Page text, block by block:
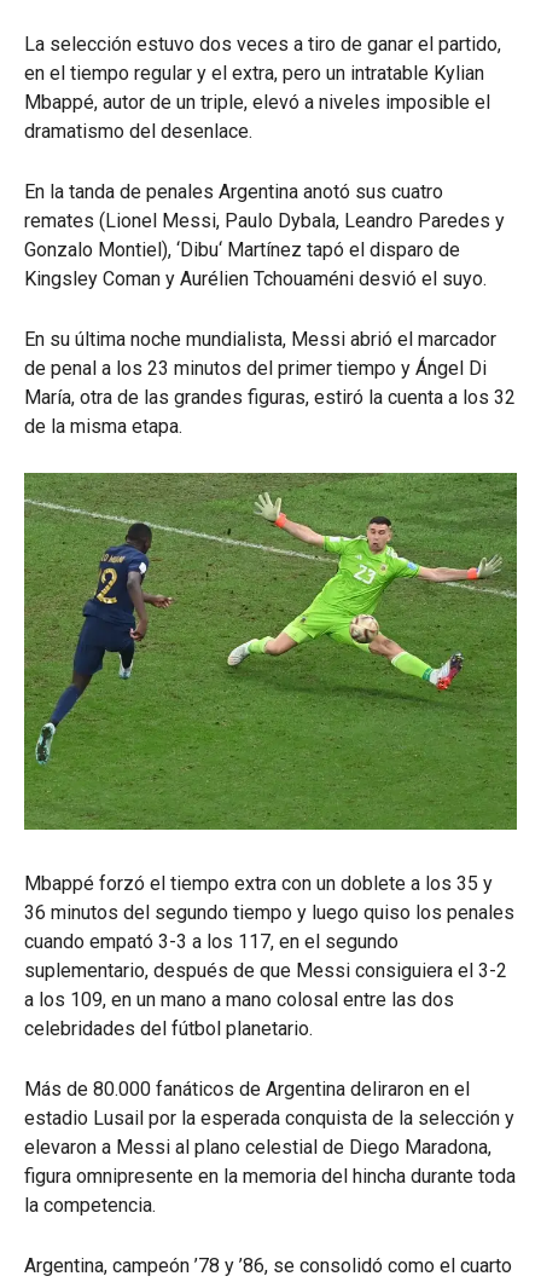
La selección estuvo dos veces a tiro de ganar el partido,
en el tiempo regular y el extra, pero un intratable Kylian
Mbappé, autor de un triple, elevó a niveles imposible el
dramatismo del desenlace.
En la tanda de penales Argentina anotó sus cuatro
remates (Lionel Messi, Paulo Dybala, Leandro Paredes y
Gonzalo Montiel), ‘Dibu‘ Martínez tapó el disparo de
Kingsley Coman y Aurélien Tchouaméni desvió el suyo.
En su última noche mundialista, Messi abrió el marcador
de penal a los 23 minutos del primer tiempo y Ángel Di
María, otra de las grandes figuras, estiró la cuenta a los 32
de la misma etapa.
Mbappé forzó el tiempo extra con un doblete a los 35 y
36 minutos del segundo tiempo y luego quiso los penales
cuando empató 3-3 a los 117, en el segundo
suplementario, después de que Messi consiguiera el 3-2
a los 109, en un mano a mano colosal entre las dos
celebridades del fútbol planetario.
Más de 80.000 fanáticos de Argentina deliraron en el
estadio Lusail por la esperada conquista de la selección y
elevaron a Messi al plano celestial de Diego Maradona,
figura omnipresente en la memoria del hincha durante toda
la competencia.
Argentina, campeón ’78 y ’86, se consolidó como el cuarto